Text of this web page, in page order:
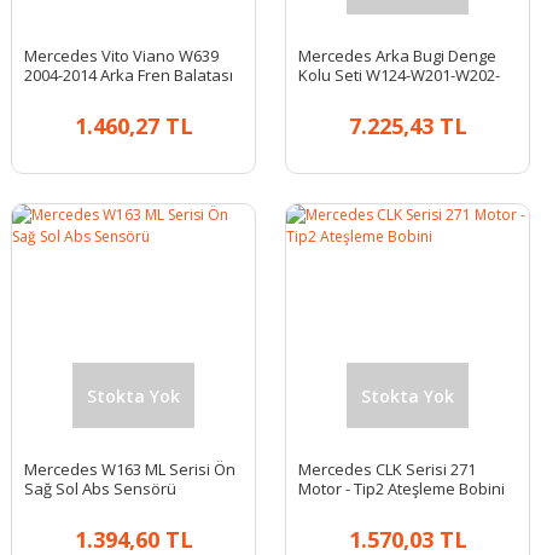
Mercedes Vito Viano W639
2004-2014 Arka Fren Balatası
1.460,27 TL
Mercedes Arka Bugi Denge
Kolu Seti W124-W201-W202-
7.225,43 TL
Stokta Yok
Mercedes W163 ML Serisi Ön
Sağ Sol Abs Sensörü
1.394,60 TL
Stokta Yok
Mercedes CLK Serisi 271
Motor - Tip2 Ateşleme Bobini
1.570,03 TL